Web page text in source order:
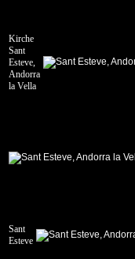
Kirche
Sant
Esteve,
Andorra
la Vella
Sant
Esteve